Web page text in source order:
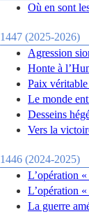
Où en sont
1447 (2025-2026)
Agression
Honte à
Paix
Le monde
Desseins
Vers la
1446 (2024-2025)
L’opération
L’opération
La guerre